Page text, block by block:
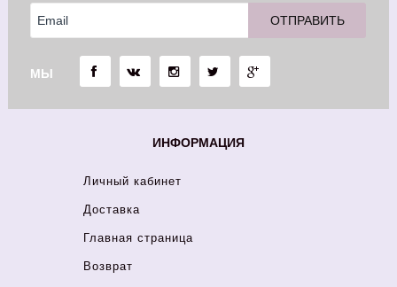
МЫ
ИНФОРМАЦИЯ
Личный кабинет
Доставка
Главная страница
Возврат